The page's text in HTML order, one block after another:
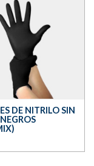
DE NITRILO SIN